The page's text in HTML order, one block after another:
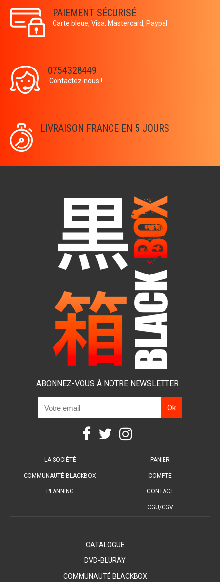
PAIEMENT SÉCURISÉ
Carte bleue, Visa, Mastercard, Paypal
0754328449
Contactez-nous !
LIVRAISON FRANCE EN 5 JOURS
ABONNEZ-VOUS À NOTRE NEWSLETTER
LA SOCIÉTÉ
COMMUNAUTÉ BLACKBOX
PLANNING
PANIER
COMPTE
CONTACT
CGU/CGV
CATALOGUE
DVD-BLURAY
COMMUNAUTÉ BLACKBOX